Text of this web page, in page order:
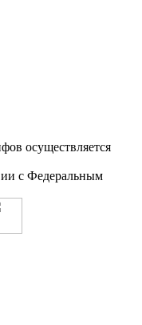
осуществляется
с Федеральным